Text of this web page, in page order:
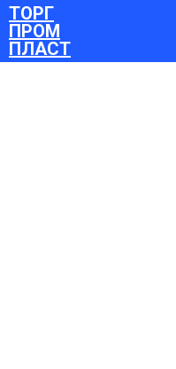
ТОРГ
ПРОМ
ПЛАСТ